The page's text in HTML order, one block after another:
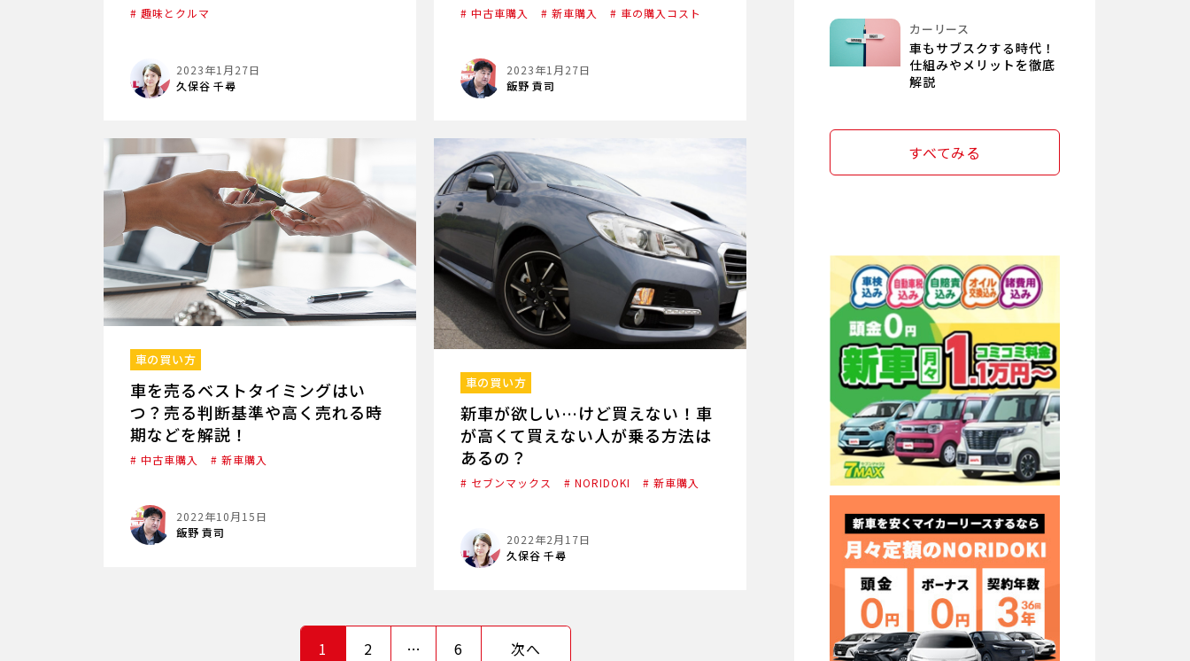
# 趣味とクルマ
久保谷 千尋
2023年1月27日
# 中古車購入 # 新車購入 # 車の購入コスト
飯野 貢司
2023年1月27日
車の買い方
車を売るベストタイミングはい
つ？売る判断基準や高く売れる時
期などを解説！
# 中古車購入 # 新車購入
飯野 貢司
2022年10月15日
車の買い方
新車が欲しい…けど買えない！車
が高くて買えない人が乗る方法は
あるの？
# セブンマックス # NORIDOKI # 新車購入
久保谷 千尋
2022年2月17日
1 2 … 6 次へ
カーリース
車もサブスクする時代！
仕組みやメリットを徹底
解説
すべてみる